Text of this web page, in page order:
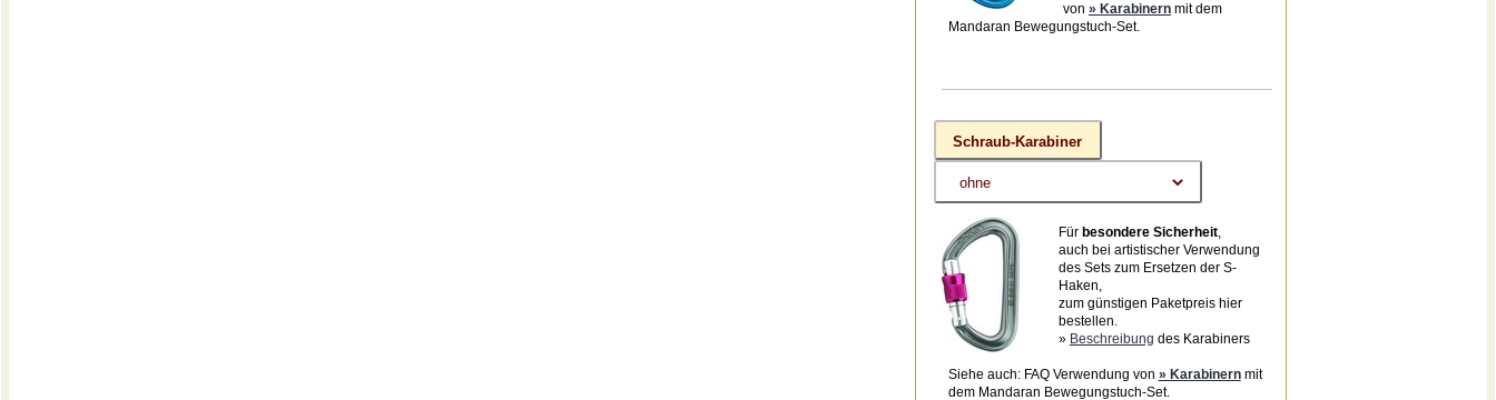
von » Karabinernmit dem
Mandaran Bewegungstuch-Set.
Schraub-Karabiner
Für besondere Sicherheit,
auch bei artistischer Verwendung
des Sets zum Ersetzen der S-
Haken,
zum günstigen Paketpreis hier
bestellen.
» Beschreibung des Karabiners
Siehe auch: FAQ Verwendung von » Karabinernmit
dem Mandaran Bewegungstuch-Set.